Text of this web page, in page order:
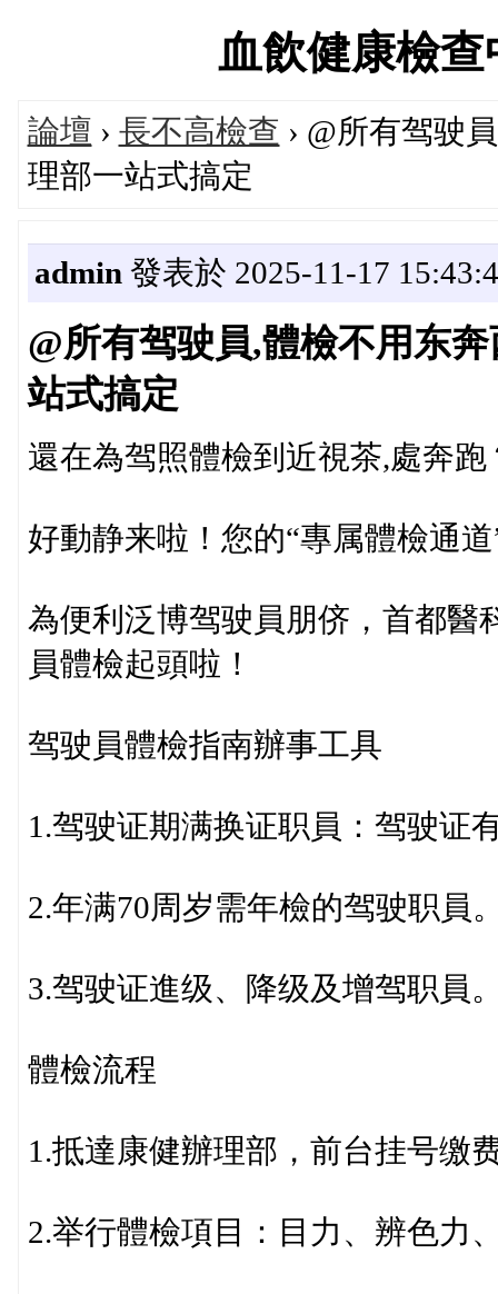
血飲健康檢
論壇 › 長不高檢查 › @所有驾驶
理部一站式搞定
admin 發表於 2025-11-17
@所有驾驶員,體檢不用东
站式搞定
還在為驾照體檢到近視茶,處奔
好動静来啦！您的“專属體檢通
為便利泛博驾驶員朋侪，首都醫
員體檢起頭啦！
驾驶員體檢指南辦事工具
1.驾驶证期满换证职員：驾驶证
2.年满70周岁需年檢的驾驶职員
3.驾驶证進级、降级及增驾职員
體檢流程
1.抵達康健辦理部，前台挂号缴
2.举行體檢項目：目力、辨色力